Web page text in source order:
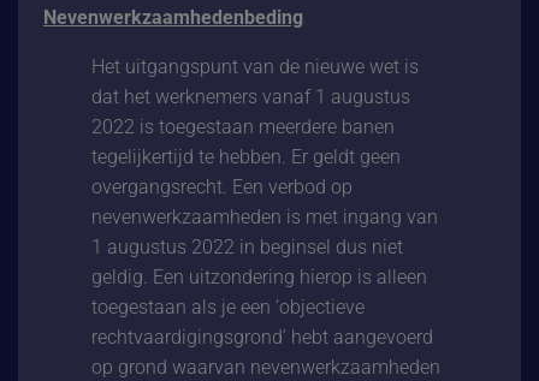
Nevenwerkzaamhedenbeding
Het uitgangspunt van de nieuwe wet is
dat het werknemers vanaf 1 augustus
2022 is toegestaan meerdere banen
tegelijkertijd te hebben. Er geldt geen
overgangsrecht. Een verbod op
nevenwerkzaamheden is met ingang van
1 augustus 2022 in beginsel dus niet
geldig. Een uitzondering hierop is alleen
toegestaan als je een ‘objectieve
rechtvaardigingsgrond’ hebt aangevoerd
op grond waarvan nevenwerkzaamheden